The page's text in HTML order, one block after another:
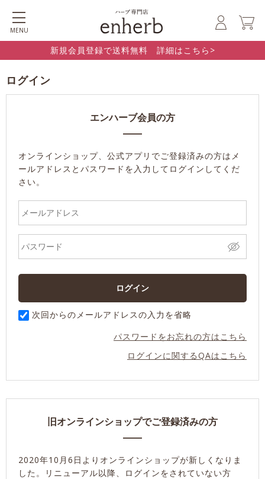
MENU
新規会員登録で送料無料 詳細はこちら>
ログイン
エンハーブ会員の方
オンラインショップ、公式アプリでご登録済みの方はメ
ールアドレスとパスワードを入力してログインしてくだ
さい。
次回からのメールアドレスの入力を省略
パスワードをお忘れの方はこちら
ログインに関するQAはこちら
旧オンラインショップでご登録済みの方
2020年10月6日よりオンラインショップが新しくなりま
した。
リニューアル以降、ログインをされていない方